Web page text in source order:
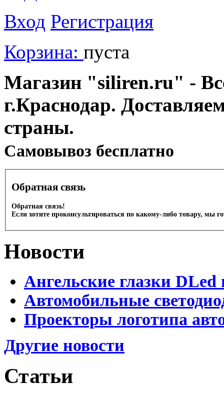
Вход Регистрация
Корзина: пуста
Магазин "siliren.ru" -
г.Краснодар.
страны.
Cамовывоз бесплатно
Обратная связь
Обратная связь!
Если хотите проконсультироваться по какому-либо товару, мы
Новости
Ангельские глазки DLed
Автомобильные
Проекторы логотипа
Другие новости
Статьи